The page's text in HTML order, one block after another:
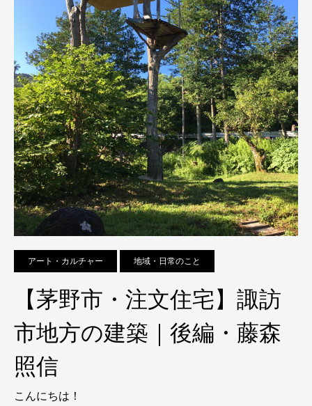
アート・カルチャー 地域・日常のこと
【茅野市・注文住宅】諏訪
市地方の建築｜後編・藤森
照信
こんにちは！